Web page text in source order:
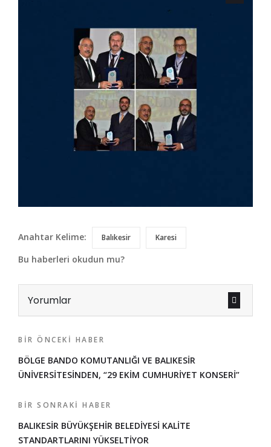
Anahtar Kelime: Balıkesir Karesi
Bu haberleri okudun mu?
Yorumlar
BIR ÖNCEKI HABER
BÖLGE BANDO KOMUTANLIĞI VE BALIKESİR
ÜNİVERSİTESİNDEN, “29 EKİM CUMHURİYET KONSERİ”
BIR SONRAKI HABER
BALIKESİR BÜYÜKŞEHİR BELEDİYESİ KALİTE
STANDARTLARINI YÜKSELTİYOR